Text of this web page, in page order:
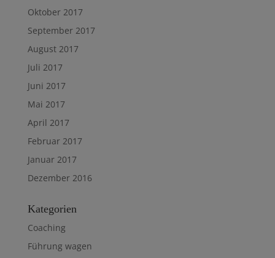
Oktober 2017
September 2017
August 2017
Juli 2017
Juni 2017
Mai 2017
April 2017
Februar 2017
Januar 2017
Dezember 2016
Kategorien
Coaching
Führung wagen